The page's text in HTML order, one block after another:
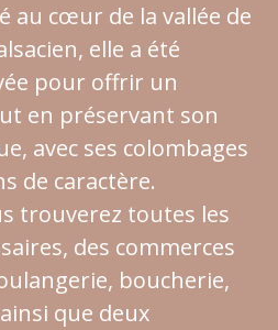
au cœur de la vallée de
elle a été
pour offrir un
en préservant son
avec ses colombages
de caractère.
trouverez toutes les
des commerces
boucherie,
que deux